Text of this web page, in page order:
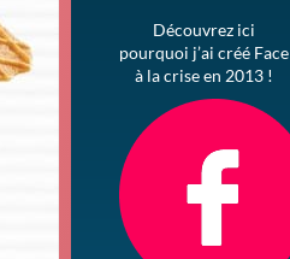
Découvrez ici
pourquoi j’ai créé Face
à la crise en 2013 !